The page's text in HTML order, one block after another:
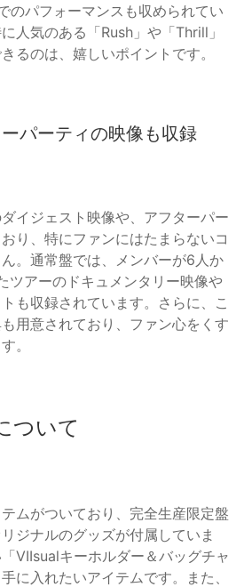
のパフォーマンスも収められてい
人気のある「Rush」や「Thrill」
るのは、嬉しいポイントです。
パーティの映像も収録
イジェスト映像や、アフターパー
り、特にファンにはたまらないコ
。通常盤では、メンバーが6人か
ツアーのドキュメンタリー映像や
も収録されています。さらに、こ
用意されており、ファン心をくす
。
ついて
ムがついており、完全生産限定盤
ジナルのグッズが付属していま
VIIsualキーホルダー＆バッグチャ
に入れたいアイテムです。また、